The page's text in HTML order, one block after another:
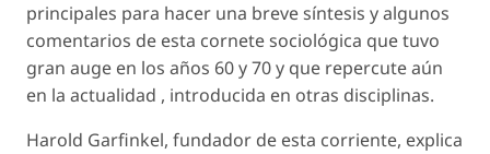
principales para hacer una breve síntesis y algunos
comentarios de esta cornete sociológica que tuvo
gran auge en los años 60 y 70 y que repercute aún
en la actualidad , introducida en otras disciplinas.
Harold Garfinkel, fundador de esta corriente, explica